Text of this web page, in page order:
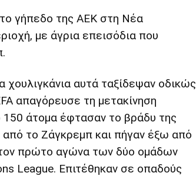
γήπεδο της ΑΕΚ στη Νέα
με άγρια επεισόδια που
αυτά ταξίδεψαν οδικώς
απαγόρευσε τη μετακίνηση
άτομα έφτασαν το βράδυ της
το Ζάγκρεμπ και πήγαν έξω από
πρώτο αγώνα των δύο ομάδων
League. Επιτέθηκαν σε οπαδούς